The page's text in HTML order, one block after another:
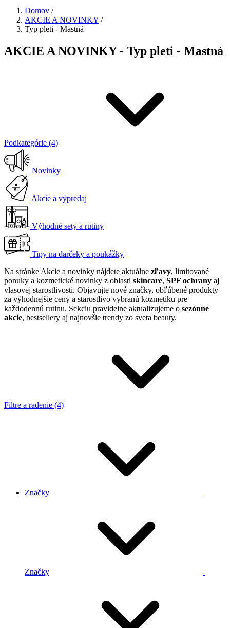
Domov /
AKCIE A NOVINKY /
Typ pleti - Mastná
AKCIE A NOVINKY - Typ pleti - Mastná
Podkategórie (4)
Novinky
Akcie a výpredaj
Výhodné sety a rutiny
Tipy na darčeky a poukážky
Na stránke Akcie a novinky nájdete aktuálne zľavy, limitované
ponuky a kozmetické novinky z oblasti skincare, SPF ochrany aj
vlasovej starostlivosti. Objavujte nové značky, obľúbené produkty
za výhodnejšie ceny a starostlivo vybranú kozmetiku pre
každodennú rutinu. Sekciu pravidelne aktualizujeme o sezónne
akcie, bestsellery aj najnovšie trendy zo sveta beauty.
Filtre a radenie (4)
Značky
Značky